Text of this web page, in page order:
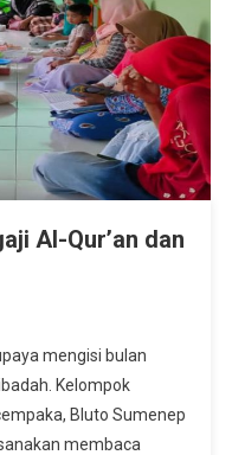
Al-Qur’an dan
mengisi bulan
Kelompok
Bluto Sumenep
membaca